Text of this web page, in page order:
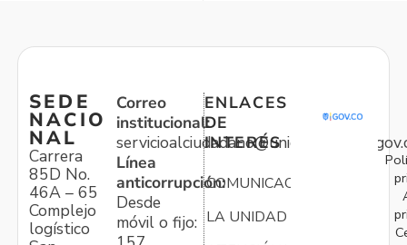
SEDE
NACIO
NAL
Carrera
85D No.
46A – 65
Complejo
logístico
Correo
institucional:
Línea
anticorrupción:
Desde
móvil o fijo:
ENLACES
DE
INTERÉS
COMUNICACIONES
LA UNIDAD